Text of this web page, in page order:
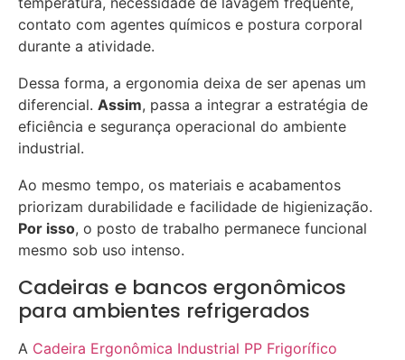
contato com agentes químicos e postura corporal
durante a atividade.
Dessa forma, a ergonomia deixa de ser apenas um
diferencial. Assim, passa a integrar a estratégia de
eficiência e segurança operacional do ambiente
industrial.
Ao mesmo tempo, os materiais e acabamentos
priorizam durabilidade e facilidade de higienização.
Por isso, o posto de trabalho permanece funcional
mesmo sob uso intenso.
Cadeiras e bancos ergonômicos
para ambientes refrigerados
A Cadeira Ergonômica Industrial PP Frigorífico